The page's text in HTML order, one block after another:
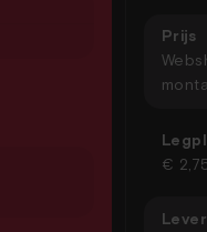
Prijs
€